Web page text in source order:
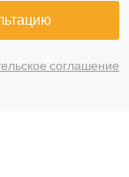
соглашение